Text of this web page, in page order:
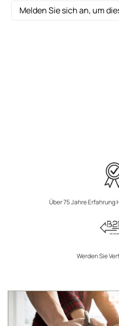
Melden Sie sich an, um
Über 75 Jahre Erfahrung
Werden Sie